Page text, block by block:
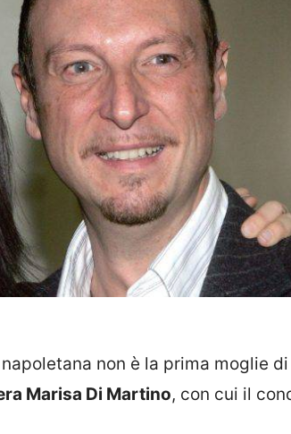
non è la prima moglie di
Marisa Di Martino, con cui il